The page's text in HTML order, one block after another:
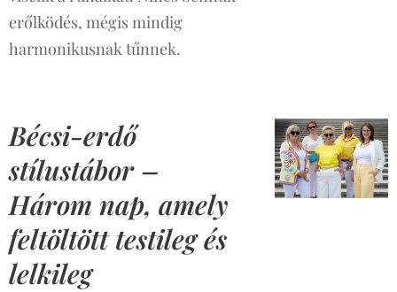
erőlködés, mégis mindig
harmonikusnak tűnnek.
Bécsi-erdő
stílustábor –
Három nap, amely
feltöltött testileg és
lelkileg